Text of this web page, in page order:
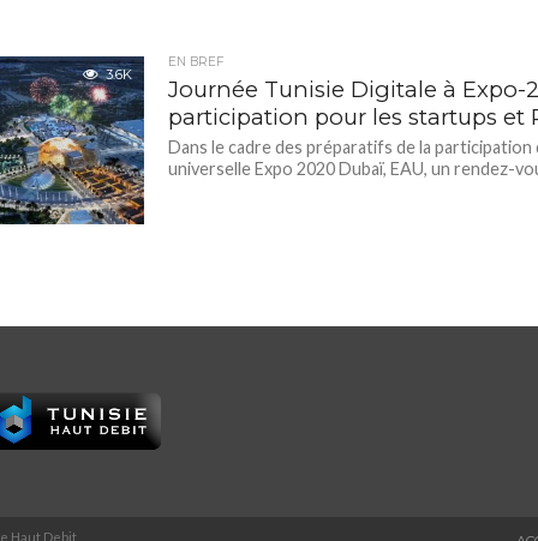
3.6K
EN BREF
Journée Tunisie Digitale à Expo-
participation pour les startups et
Dans le cadre des préparatifs de la participation
universelle Expo 2020 Dubaï, EAU, un rendez-
Haut Debit.